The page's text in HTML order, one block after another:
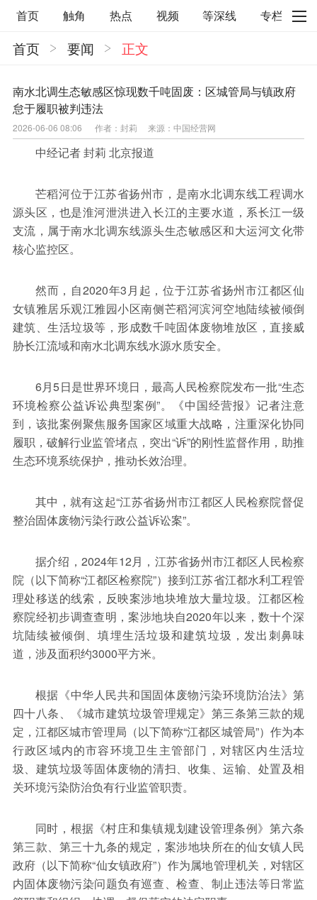
首页 触角 热点 视频 等深线 专栏
直观 见智财经
环球企业沉浮录
辉常道
荀瓜问道 商学院
报纸视频
企业面面观
太空星愿航天资讯
照理生活
贝果观点
照理说事
区域经济
科技 汽车
房地产建材
能源化工
家电家居 航旅交运
案例
理财
资本市场 资管
信托交易
保险
金融市场 智库
新域实验室
今日快评
我们来补课
图说
与老板对话
家族企业
品牌活动
金融科技
数据要素 城投
党建
企业快讯
智造
首页 要闻 正文
南水北调生态敏感区惊现数千吨固废：区城管局与镇政府
怠于履职被判违法
2026-06-06 08:06 作者：封莉 来源：中国经营网
中经记者 封莉 北京报道
芒稻河位于江苏省扬州市，是南水北调东线工程调水
源头区，也是淮河泄洪进入长江的主要水道，系长江一级
支流，属于南水北调东线源头生态敏感区和大运河文化带
核心监控区。
然而，自2020年3月起，位于江苏省扬州市江都区仙
女镇雅居乐观江雅园小区南侧芒稻河滨河空地陆续被倾倒
建筑、生活垃圾等，形成数千吨固体废物堆放区，直接威
胁长江流域和南水北调东线水源水质安全。
6月5日是世界环境日，最高人民检察院发布一批“生态
环境检察公益诉讼典型案例”。《中国经营报》记者注意
到，该批案例聚焦服务国家区域重大战略，注重深化协同
履职，破解行业监管堵点，突出“诉”的刚性监督作用，助推
生态环境系统保护，推动长效治理。
其中，就有这起“江苏省扬州市江都区人民检察院督促
整治固体废物污染行政公益诉讼案”。
据介绍，2024年12月，江苏省扬州市江都区人民检察
院（以下简称“江都区检察院”）接到江苏省江都水利工程管
理处移送的线索，反映案涉地块堆放大量垃圾。江都区检
察院经初步调查查明，案涉地块自2020年以来，数十个深
坑陆续被倾倒、填埋生活垃圾和建筑垃圾，发出刺鼻味
道，涉及面积约3000平方米。
根据《中华人民共和国固体废物污染环境防治法》第
四十八条、《城市建筑垃圾管理规定》第三条第三款的规
定，江都区城市管理局（以下简称“江都区城管局”）作为本
行政区域内的市容环境卫生主管部门，对辖区内生活垃
圾、建筑垃圾等固体废物的清扫、收集、运输、处置及相
关环境污染防治负有行业监管职责。
同时，根据《村庄和集镇规划建设管理条例》第六条
第三款、第三十九条的规定，案涉地块所在的仙女镇人民
政府（以下简称“仙女镇政府”）作为属地管理机关，对辖区
内固体废物污染问题负有巡查、检查、制止违法等日常监